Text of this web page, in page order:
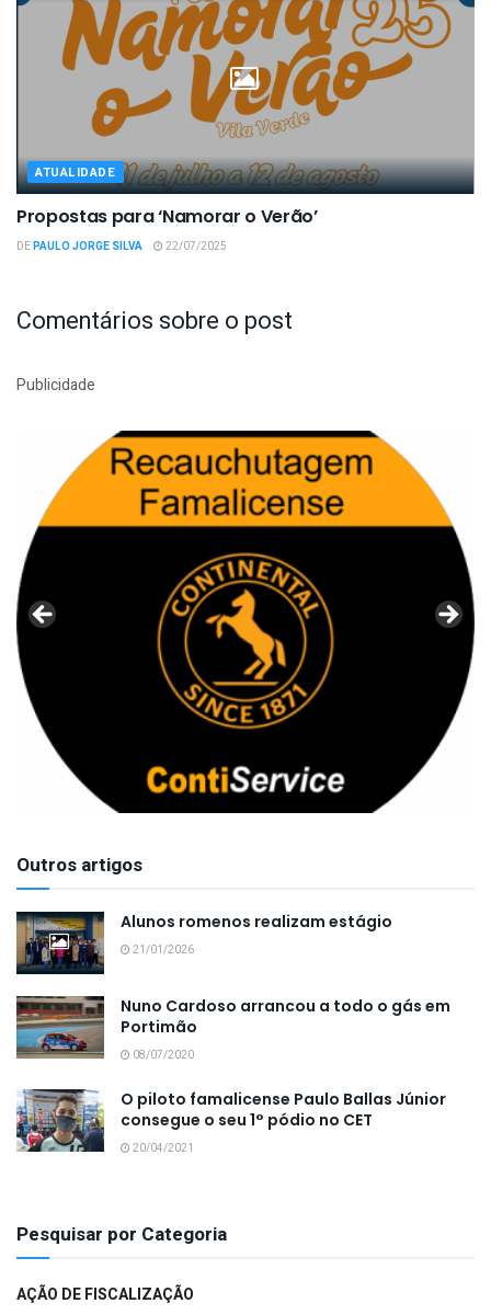
ATUALIDADE
Propostas para ‘Namorar o Verão’
DEPAULO JORGE SILVA 22/07/2025
Comentários sobre o post
Publicidade
Outros artigos
Alunos romenos realizam estágio
21/01/2026
Nuno Cardoso arrancou a todo o gás em
Portimão
08/07/2020
O piloto famalicense Paulo Ballas Júnior
consegue o seu 1° pódio no CET
20/04/2021
Pesquisar por Categoria
AÇÃO DE FISCALIZAÇÃO